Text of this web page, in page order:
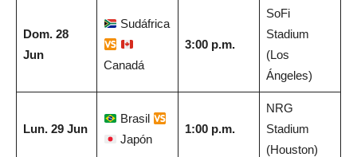
Dom. 28
Jun
Sudáfrica
Canadá
3:00 p.m.
SoFi
Stadium
(Los
Ángeles)
Lun. 29 Jun
Brasil
Japón
1:00 p.m.
NRG
Stadium
(Houston)